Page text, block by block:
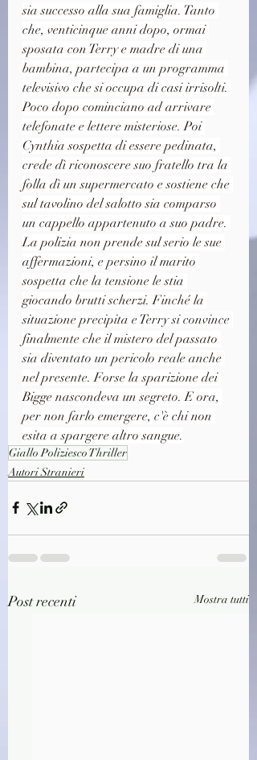
sia successo alla sua famiglia. Tanto
che, venticinque anni dopo, ormai
sposata con Terry e madre di una
bambina, partecipa a un programma
televisivo che si occupa di casi irrisolti.
Poco dopo cominciano ad arrivare
telefonate e lettere misteriose. Poi
Cynthia sospetta di essere pedinata,
crede dì riconoscere suo fratello tra la
folla dì un supermercato e sostiene che
sul tavolino del salotto sia comparso
un cappello appartenuto a suo padre.
La polizia non prende sul serio le sue
affermazioni, e persino il marito
sospetta che la tensione le stia
giocando brutti scherzi. Finché la
situazione precipita e Terry si convince
finalmente che il mistero del passato
sia diventato un pericolo reale anche
nel presente. Forse la sparizione dei
Bigge nascondeva un segreto. E ora,
per non farlo emergere, c'è chi non
esita a spargere altro sangue.
Giallo Poliziesco Thriller
Autori Stranieri
Post recenti Mostra tutti